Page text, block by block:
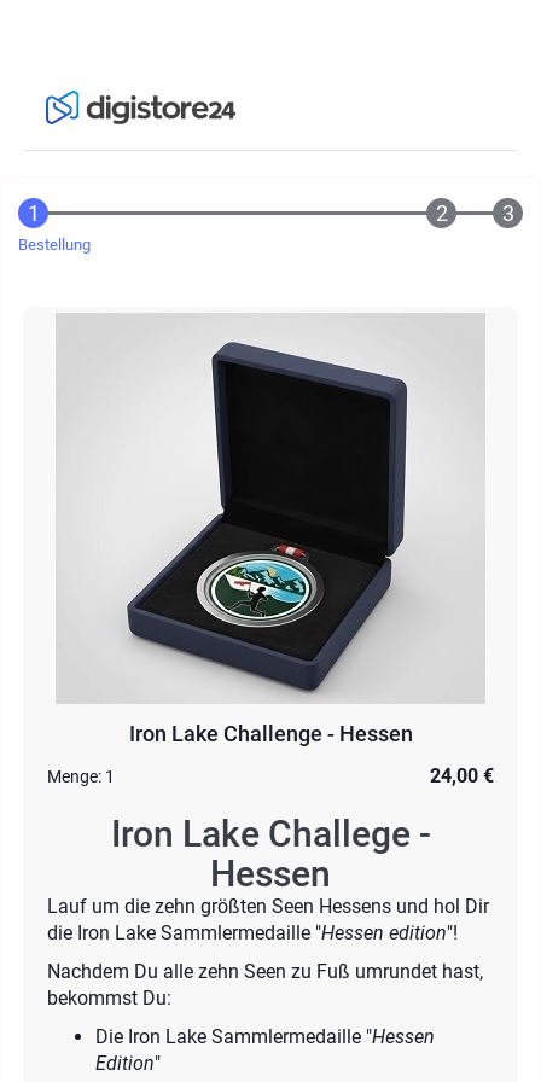
Bestellung
Iron Lake Challenge - Hessen
Menge: 1 24,00 €
Iron Lake Challege -
Hessen
Lauf um die zehn größten Seen Hessens und hol Dir
die Iron Lake Sammlermedaille "Hessen edition"!
Nachdem Du alle zehn Seen zu Fuß umrundet hast,
bekommst Du:
Die Iron Lake Sammlermedaille "Hessen
Edition"